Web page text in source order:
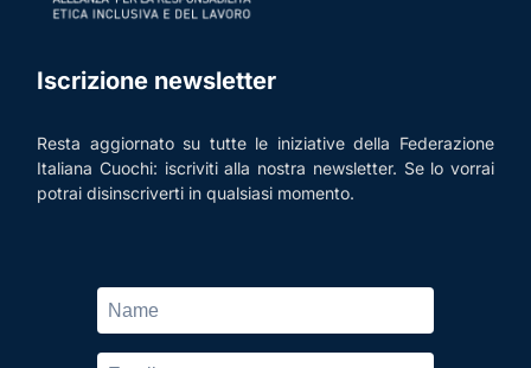
Iscrizione newsletter
Resta aggiornato su tutte le iniziative della Federazione
Italiana Cuochi: iscriviti alla nostra newsletter. Se lo vorrai
potrai disinscriverti in qualsiasi momento.